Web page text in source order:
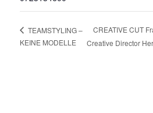
TEAMSTYLING –
KEINE MODELLE
CREATIVE CUT
Creative Director